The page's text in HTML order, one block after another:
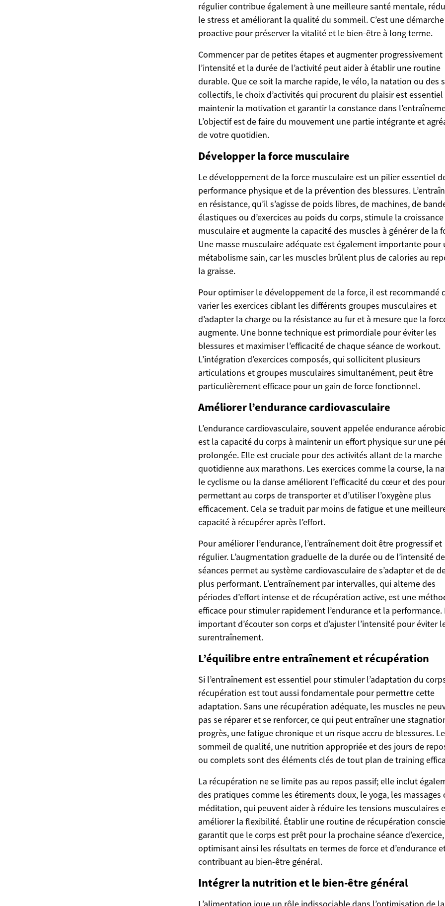
régulier contribue également à une meilleure santé mentale,
le stress et améliorant la qualité du sommeil. C’est une démarche
proactive pour préserver la vitalité et le bien-être à long terme.
Commencer par de petites étapes et augmenter progressivement
l’intensité et la durée de l’activité peut aider à établir une routine
durable. Que ce soit la marche rapide, le vélo, la natation ou des
collectifs, le choix d’activités qui procurent du plaisir est
maintenir la motivation et garantir la constance dans
L’objectif est de faire du mouvement une partie intégrante et
de votre quotidien.
Développer la force musculaire
Le développement de la force musculaire est un pilier essentiel
performance physique et de la prévention des blessures.
en résistance, qu’il s’agisse de poids libres, de machines, de
élastiques ou d’exercices au poids du corps, stimule la croissance
musculaire et augmente la capacité des muscles à générer de la
Une masse musculaire adéquate est également importante pour
métabolisme sain, car les muscles brûlent plus de calories au
la graisse.
Pour optimiser le développement de la force, il est recommandé
varier les exercices ciblant les différents groupes musculaires et
d’adapter la charge ou la résistance au fur et à mesure que la
augmente. Une bonne technique est primordiale pour éviter les
blessures et maximiser l’efficacité de chaque séance de workout.
L’intégration d’exercices composés, qui sollicitent plusieurs
articulations et groupes musculaires simultanément, peut être
particulièrement efficace pour un gain de force fonctionnel.
Améliorer l’endurance cardiovasculaire
L’endurance cardiovasculaire, souvent appelée endurance
est la capacité du corps à maintenir un effort physique sur une
prolongée. Elle est cruciale pour des activités allant de la marche
quotidienne aux marathons. Les exercices comme la course, la
le cyclisme ou la danse améliorent l’efficacité du cœur et des
permettant au corps de transporter et d’utiliser l’oxygène plus
efficacement. Cela se traduit par moins de fatigue et une
capacité à récupérer après l’effort.
Pour améliorer l’endurance, l’entraînement doit être progressif et
régulier. L’augmentation graduelle de la durée ou de l’intensité
séances permet au système cardiovasculaire de s’adapter et de
plus performant. L’entraînement par intervalles, qui alterne des
périodes d’effort intense et de récupération active, est une
efficace pour stimuler rapidement l’endurance et la performance.
important d’écouter son corps et d’ajuster l’intensité pour éviter
surentraînement.
L’équilibre entre entraînement et récupération
Si l’entraînement est essentiel pour stimuler l’adaptation du
récupération est tout aussi fondamentale pour permettre cette
adaptation. Sans une récupération adéquate, les muscles ne
pas se réparer et se renforcer, ce qui peut entraîner une
progrès, une fatigue chronique et un risque accru de blessures. Le
sommeil de qualité, une nutrition appropriée et des jours de
ou complets sont des éléments clés de tout plan de training
La récupération ne se limite pas au repos passif; elle inclut
des pratiques comme les étirements doux, le yoga, les massages
méditation, qui peuvent aider à réduire les tensions musculaires
améliorer la flexibilité. Établir une routine de récupération
garantit que le corps est prêt pour la prochaine séance d’exercice,
optimisant ainsi les résultats en termes de force et d’endurance
contribuant au bien-être général.
Intégrer la nutrition et le bien-être général